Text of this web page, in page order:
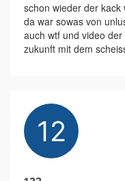
schon wieder der
da war sowas von
auch wtf und video
zukunft mit dem